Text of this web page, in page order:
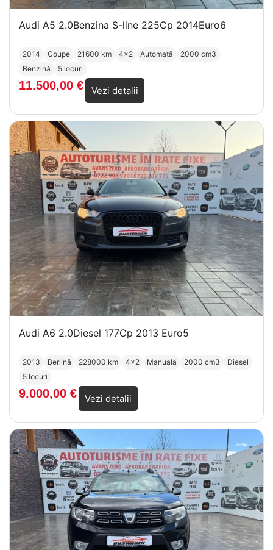
Audi A5 2.0Benzina S-line 225Cp 2014Euro6
2014 Coupe 21600 km 4x2 Automată
2000 cm3
Benzină
5 locuri
11.500,00 € Vezi detalii
Audi A6 2.0Diesel 177Cp 2013 Euro5
2013 Berlină 228000 km 4x2 Manuală 2000 cm3
Diesel
5 locuri
9.000,00 € Vezi detalii